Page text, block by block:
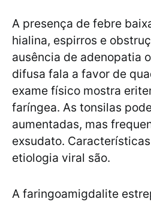
A presença de febre
hialina, espirros e
ausência de adenopatia
difusa fala a favor de
exame físico mostra
faríngea. As tonsilas
aumentadas, mas
exsudato.
etiologia viral são.
A faringoamigdalite